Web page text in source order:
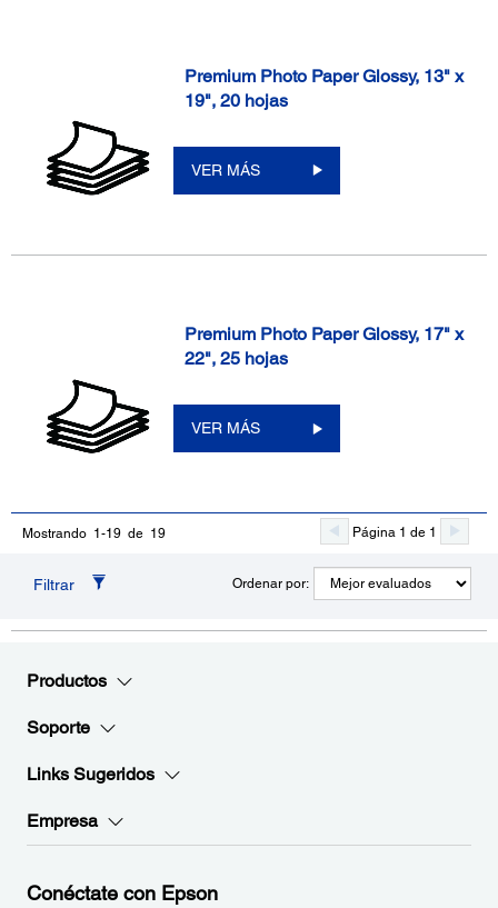
Premium Photo Paper Glossy, 13" x
19", 20 hojas
VER MÁS
Premium Photo Paper Glossy, 17" x
22", 25 hojas
VER MÁS
Mostrando 1-19 de 19 Página 1 de 1
Filtrar Ordenar por:
Productos
Soporte
Links Sugeridos
Empresa
Conéctate con Epson